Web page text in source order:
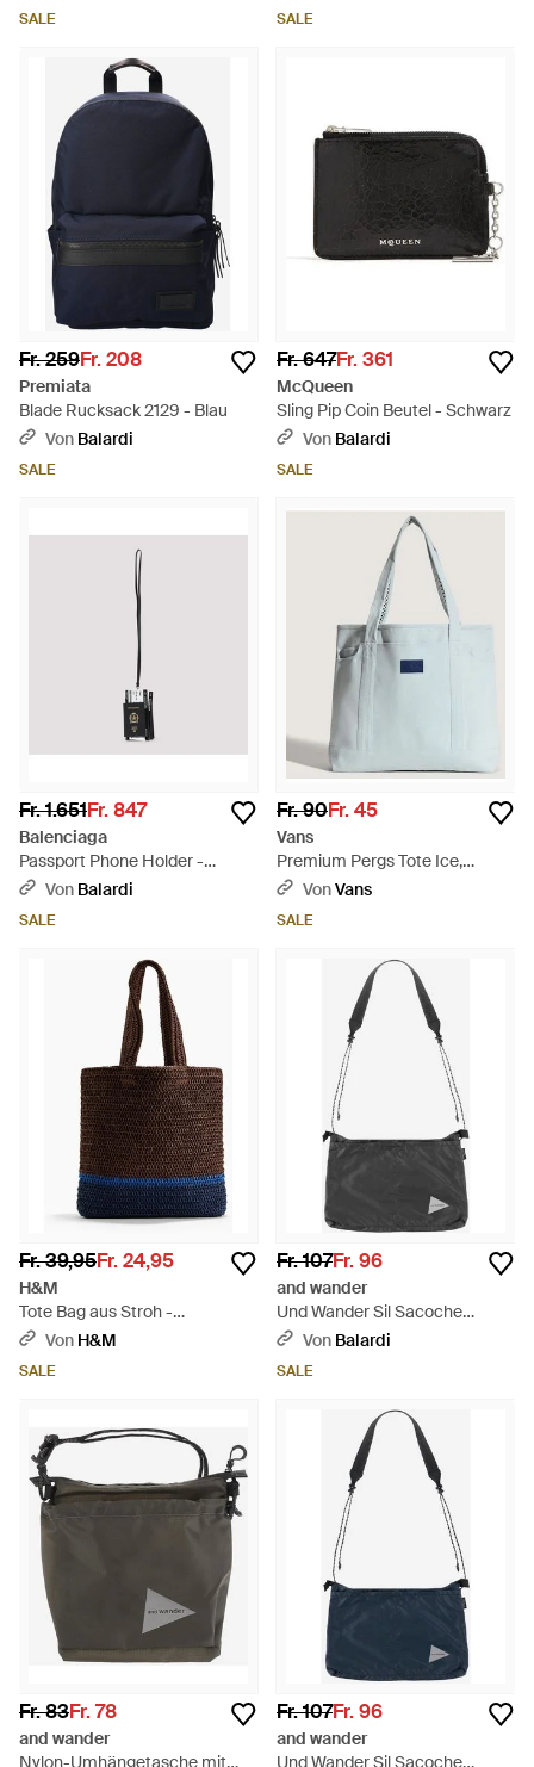
SALE SALE
Fr. 259Fr. 208
Premiata
Blade Rucksack 2129 - Blau
Von Balardi
SALE
Fr. 647Fr. 361
McQueen
Sling Pip Coin Beutel - Schwarz
Von Balardi
SALE
Fr. 1.651Fr. 847
Balenciaga
Passport Phone Holder -
Schwarz
Von Balardi
SALE
Fr. 90Fr. 45
Vans
Premium Pergs Tote Ice,
Herren, Größe - Blau
VonVans
SALE
Fr. 39,95Fr. 24,95
H&M
Tote Bag aus Stroh -
Mehrfarbig
Von H&M
SALE
Fr. 107Fr. 96
and wander
Und Wander Sil Sacoche
Umhängetasche - Schwarz
Von Balardi
SALE
Fr. 83Fr. 78
and wander
Nylon-Umhängetasche mit
Fr. 107Fr. 96
and wander
Und Wander Sil Sacoche